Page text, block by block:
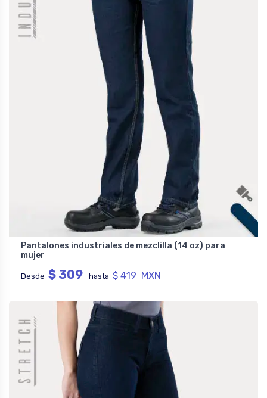
Pantalones industriales de mezclilla (14 oz) para
mujer
Desde $ 309 hasta $ 419 MXN